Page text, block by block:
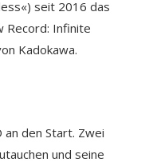
seit 2016 das
Record: Infinite
Kadokawa.
den Start. Zwei
und seine